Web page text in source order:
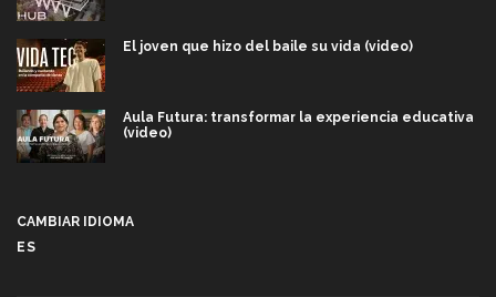
El joven que hizo del baile su vida (video)
Aula Futura: transformar la experiencia educativa
(video)
CAMBIAR IDIOMA
ES